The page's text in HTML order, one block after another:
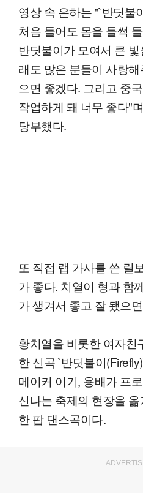
영상 속 은하는 "`반딧불
처음 들어도 몸을 들썩
반딧불이가 모여서 큰
래도 많은 분들이 사랑
으면 좋겠다. 그리고 중
작업하게 돼 너무 좋다"
당부했다.
또 직접 랩 가사를 쓴 릴
가 좋다. 치열이 형과 함
가 생겨서 좋고 잘 됐으
황치열을 비롯한 여자친
한 신곡 `반딧불이
메이커 이기, 용배가 프
신나는 축제의 현장을
한 팝 댄스곡이다.